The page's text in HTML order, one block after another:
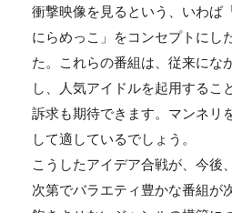
衝撃映像を見るという、いわば
にらめっこ」をコンセプトにし
た。これらの番組は、従来にな
し、人気アイドルを起用するこ
訴求も期待できます。マンネリ
して適しているでしょう。
こうしたアイデア合戦が、今後
次第でバラエティ豊かな番組が